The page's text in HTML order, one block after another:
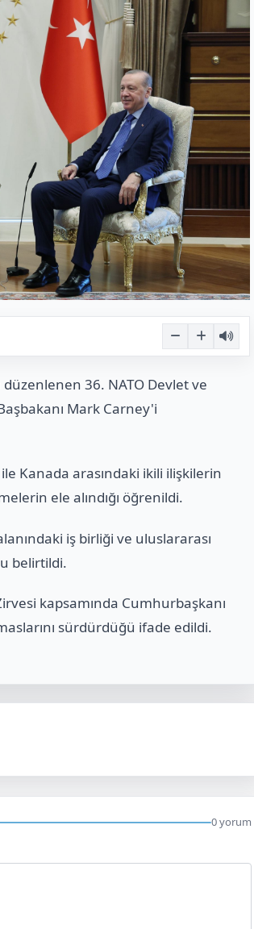
36. NATO Devlet ve
Mark Carney'i
Kanada arasındaki ikili ilişkilerin
ele alındığı öğrenildi.
iş birliği ve uluslararası
belirtildi.
kapsamında Cumhurbaşkanı
sürdürdüğü ifade edildi.
0 yorum